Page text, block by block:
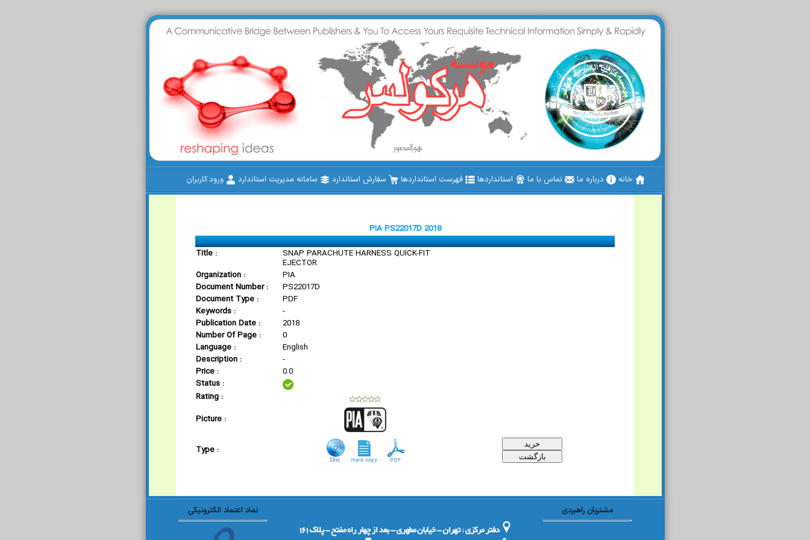
خانه درباره ما تماس با ما استانداردها فهرست استانداردها سفارش استاندارد سامانه مدیریت استاندارد ورود کاربران
PIA PS22017D 2018
Title :
SNAP PARACHUTE HARNESS QUICK-FIT
EJECTOR
Organization :
PIA
Document Number :
PS22017D
Document Type :
PDF
Keywords :
-
Publication Date :
2018
Number Of Page :
0
Language :
English
Description :
-
Price :
0.0
Status :
Rating :
Picture :
Type :
نماد اعتماد الکترونیکی مشتریان راهبردی